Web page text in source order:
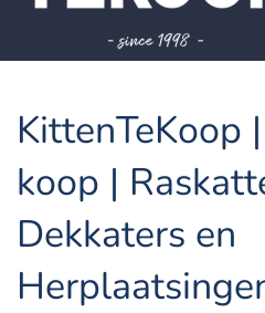
KittenTeKoop
koop |
Dekkaters en